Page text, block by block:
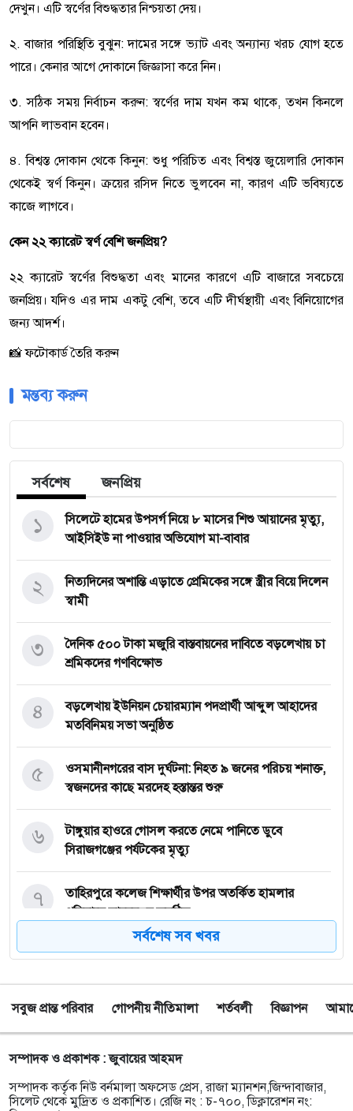
দেখুন। এটি স্বর্ণের বিশুদ্ধতার নিশ্চয়তা দেয়।
২. বাজার পরিস্থিতি বুঝুন: দামের সঙ্গে ভ্যাট এবং অন্যান্য খরচ যোগ হতে
পারে। কেনার আগে দোকানে জিজ্ঞাসা করে নিন।
৩. সঠিক সময় নির্বাচন করুন: স্বর্ণের দাম যখন কম থাকে, তখন কিনলে
আপনি লাভবান হবেন।
৪. বিশ্বস্ত দোকান থেকে কিনুন: শুধু পরিচিত এবং বিশ্বস্ত জুয়েলারি দোকান
থেকেই স্বর্ণ কিনুন। ক্রয়ের রসিদ নিতে ভুলবেন না, কারণ এটি ভবিষ্যতে
কাজে লাগবে।
কেন ২২ ক্যারেট স্বর্ণ বেশি জনপ্রিয়?
২২ ক্যারেট স্বর্ণের বিশুদ্ধতা এবং মানের কারণে এটি বাজারে সবচেয়ে
জনপ্রিয়। যদিও এর দাম একটু বেশি, তবে এটি দীর্ঘস্থায়ী এবং বিনিয়োগের
জন্য আদর্শ।
📸 ফটোকার্ড তৈরি করুন
মন্তব্য করুন
সর্বশেষ জনপ্রিয়
সিলেটে হামের উপসর্গ নিয়ে ৮ মাসের শিশু আয়ানের মৃত্যু,
আইসিইউ না পাওয়ার অভিযোগ মা-বাবার
১
নিত্যদিনের অশান্তি এড়াতে প্রেমিকের সঙ্গে স্ত্রীর বিয়ে দিলেন
স্বামী
২
দৈনিক ৫০০ টাকা মজুরি বাস্তবায়নের দাবিতে বড়লেখায় চা
শ্রমিকদের গণবিক্ষোভ
৩
বড়লেখায় ইউনিয়ন চেয়ারম্যান পদপ্রার্থী আব্দুল আহাদের
মতবিনিময় সভা অনুষ্ঠিত
৪
‎ওসমানীনগরের বাস দুর্ঘটনা: নিহত ৯ জনের পরিচয় শনাক্ত,
স্বজনদের কাছে মরদেহ হস্তান্তর শুরু
৫
টাঙ্গুয়ার হাওরে গোসল করতে নেমে পানিতে ডুবে
সিরাজগঞ্জের পর্যটকের মৃত্যু
৬
তাহিরপুরে কলেজ শিক্ষার্থীর উপর অতর্কিত হামলার
প্রতিবাদে মানববন্ধন অনুষ্ঠিত
৭
পাঁচ বন্ধু মিলে ঘুরতে এসেছিলেন সিলেট, কফিনবন্দি হয়ে
৮
সিলেটে অনুষ্ঠান শেষে ফেরার পথে সড়ক দুর্ঘটনায় প্রাণ গেল
তরুণ শিল্পী পেহেলী ভৈরবীর
ওসমানীনগরে ইউনিক ও বেঙ্গল পরিবহনের সংঘর্ষ, নিহত ৯
আহত অন্তত ২৫
১০
সর্বশেষ সব খবর
সবুজ প্রান্ত পরিবার গোপনীয় নীতিমালা শর্তবলী বিজ্ঞাপন
সম্পাদক ও প্রকাশক : জুবায়ের আহমদ
সম্পাদক কর্তৃক নিউ বর্নমালা অফসেড প্রেস, রাজা ম্যানশন,জিন্দাবাজার,
সিলেট থেকে মুদ্রিত ও প্রকাশিত। রেজি নং : চ-৭০০, ডিক্লারেশন নং: